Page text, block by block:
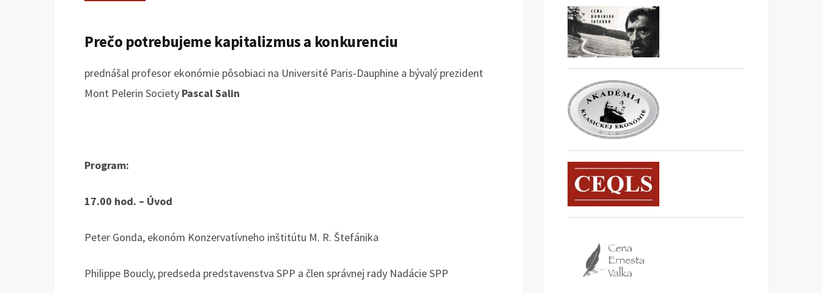
Prečo potrebujeme kapitalizmus a konkurenciu
prednášal profesor ekonómie pôsobiaci na Université Paris-Dauphine a bývalý prezident
Mont Pelerin Society Pascal Salin
Program:
17.00 hod. – Úvod
Peter Gonda, ekonóm Konzervatívneho inštitútu M. R. Štefánika
Philippe Boucly, predseda predstavenstva SPP a člen správnej rady Nadácie SPP